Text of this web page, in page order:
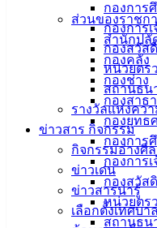
กองการ
กองการ
กองสวัส
หน่วยตร
สถานธน
รางวัลแห่งคว
ข่าวสาร กิจกรรม
กิจกรรมอ่างศิ
ข่าวเด่น
ข่าวสารน่ารู้
เลือกตั้งเทศบา
ส่วนของราชก
สำนักปลั
กองคลัง
กองช่าง
กองสาธ
กองยุทธ
กองการ
กองการ
กองสวัส
หน่วยตร
สถานธน
อ่างศิลา 90/338
อ.เมือง จ.ชลบุรี
038-
142-100-104
บริการ
ประชาชน